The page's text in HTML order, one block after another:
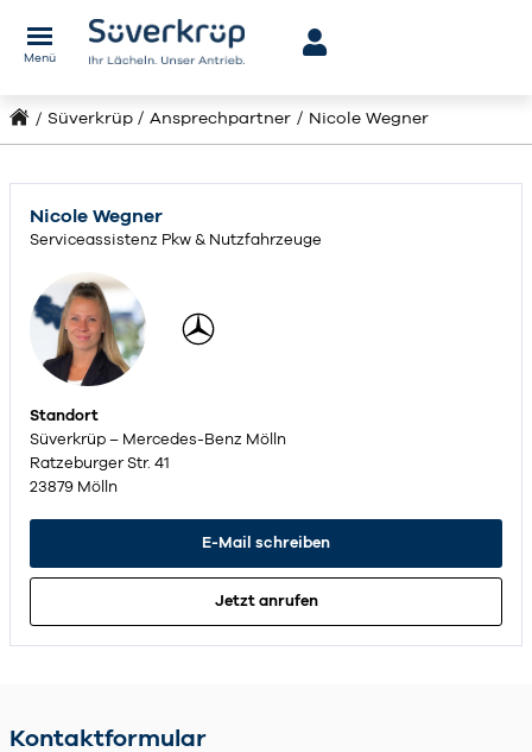
Menü
Süverkrüp Ansprechpartner Nicole Wegner
Nicole Wegner
Serviceassistenz Pkw & Nutzfahrzeuge
Standort
Süverkrüp – Mercedes-Benz Mölln
Ratzeburger Str. 41
23879 Mölln
E-Mail schreiben
Jetzt anrufen
Kontaktformular